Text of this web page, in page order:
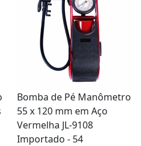
Bomba de Pé Manômetro
55 x 120 mm em Aço
Vermelha JL-9108
Importado - 54